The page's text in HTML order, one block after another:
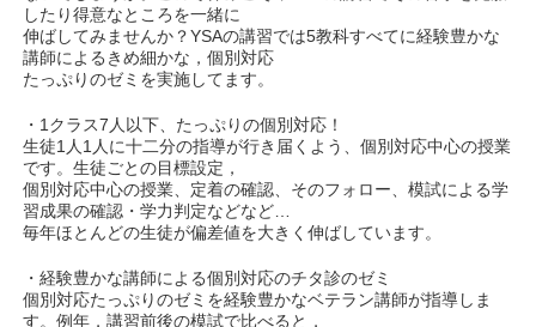
したり得意なところを一緒に
伸ばしてみませんか？YSAの講習では5教科すべてに経験豊かな
講師によるきめ細かな，個別対応
たっぷりのゼミを実施してます。
・1クラス7人以下、たっぷりの個別対応！
生徒1人1人に十二分の指導が行き届くよう、個別対応中心の授業
です。生徒ごとの目標設定，
個別対応中心の授業、定着の確認、そのフォロー、模試による学
習成果の確認・学力判定などなど…
毎年ほとんどの生徒が偏差値を大きく伸ばしています。
・経験豊かな講師による個別対応のチタ診のゼミ
個別対応たっぷりのゼミを経験豊かなベテラン講師が指導しま
す。例年，講習前後の模試で比べると，